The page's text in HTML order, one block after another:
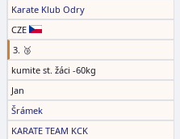
Karate Klub Odry
CZE
3. 🥉
kumite st. žáci -60kg
Jan
Šrámek
KARATE TEAM KCK